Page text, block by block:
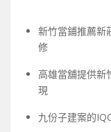
新竹當鋪推薦新
修
高雄當舖提供新
現
九份子建案的